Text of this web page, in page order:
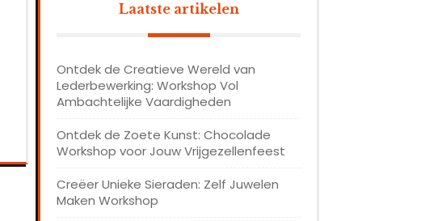
Laatste artikelen
Ontdek de Creatieve Wereld van
Lederbewerking: Workshop Vol
Ambachtelijke Vaardigheden
Ontdek de Zoete Kunst: Chocolade
Workshop voor Jouw Vrijgezellenfeest
Creëer Unieke Sieraden: Zelf Juwelen
Maken Workshop